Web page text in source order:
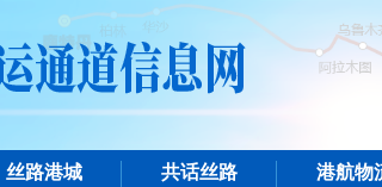
丝路港城 共话丝路 港航物